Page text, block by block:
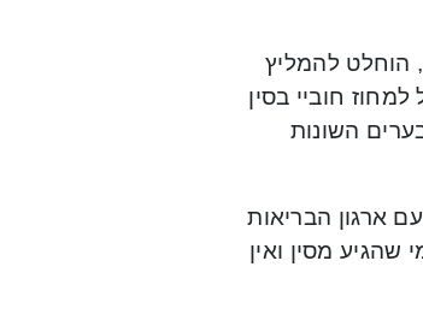
הוחלט להמליץ
חוביי בסין
השונות
ארגון הבריאות
מסין ואין